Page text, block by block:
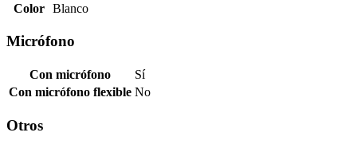
Color Blanco
Micrófono
Con micrófono
Sí
Con micrófono flexible No
Otros